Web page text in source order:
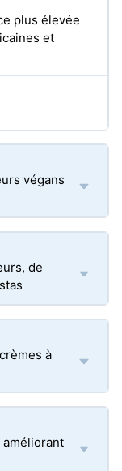
plus élevée
et
végans
de
à